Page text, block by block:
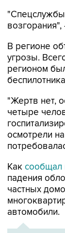
В регионе
угрозы.
регионом
"Жертв нет,
четыре
осмотрели
Как сообщал
падения
частных
автомобили.